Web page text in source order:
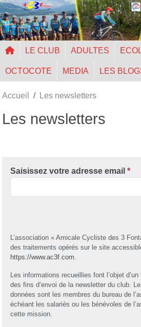
LE CLUB ADULTES
OCTOCOTE MEDIA LES
Accueil Les newsletters
Les newsletters
Saisissez votre adresse email *
L’association « Amicale Cycliste des 3
des traitements opérés sur le site
https://www.ac3f.com
Les informations recueillies font l’objet
des fins d’envoi de la newsletter du club.
données sont les membres du bureau de
échéant les salariés ou les bénévoles de
cette mission.
Panneau de gestion des cookies